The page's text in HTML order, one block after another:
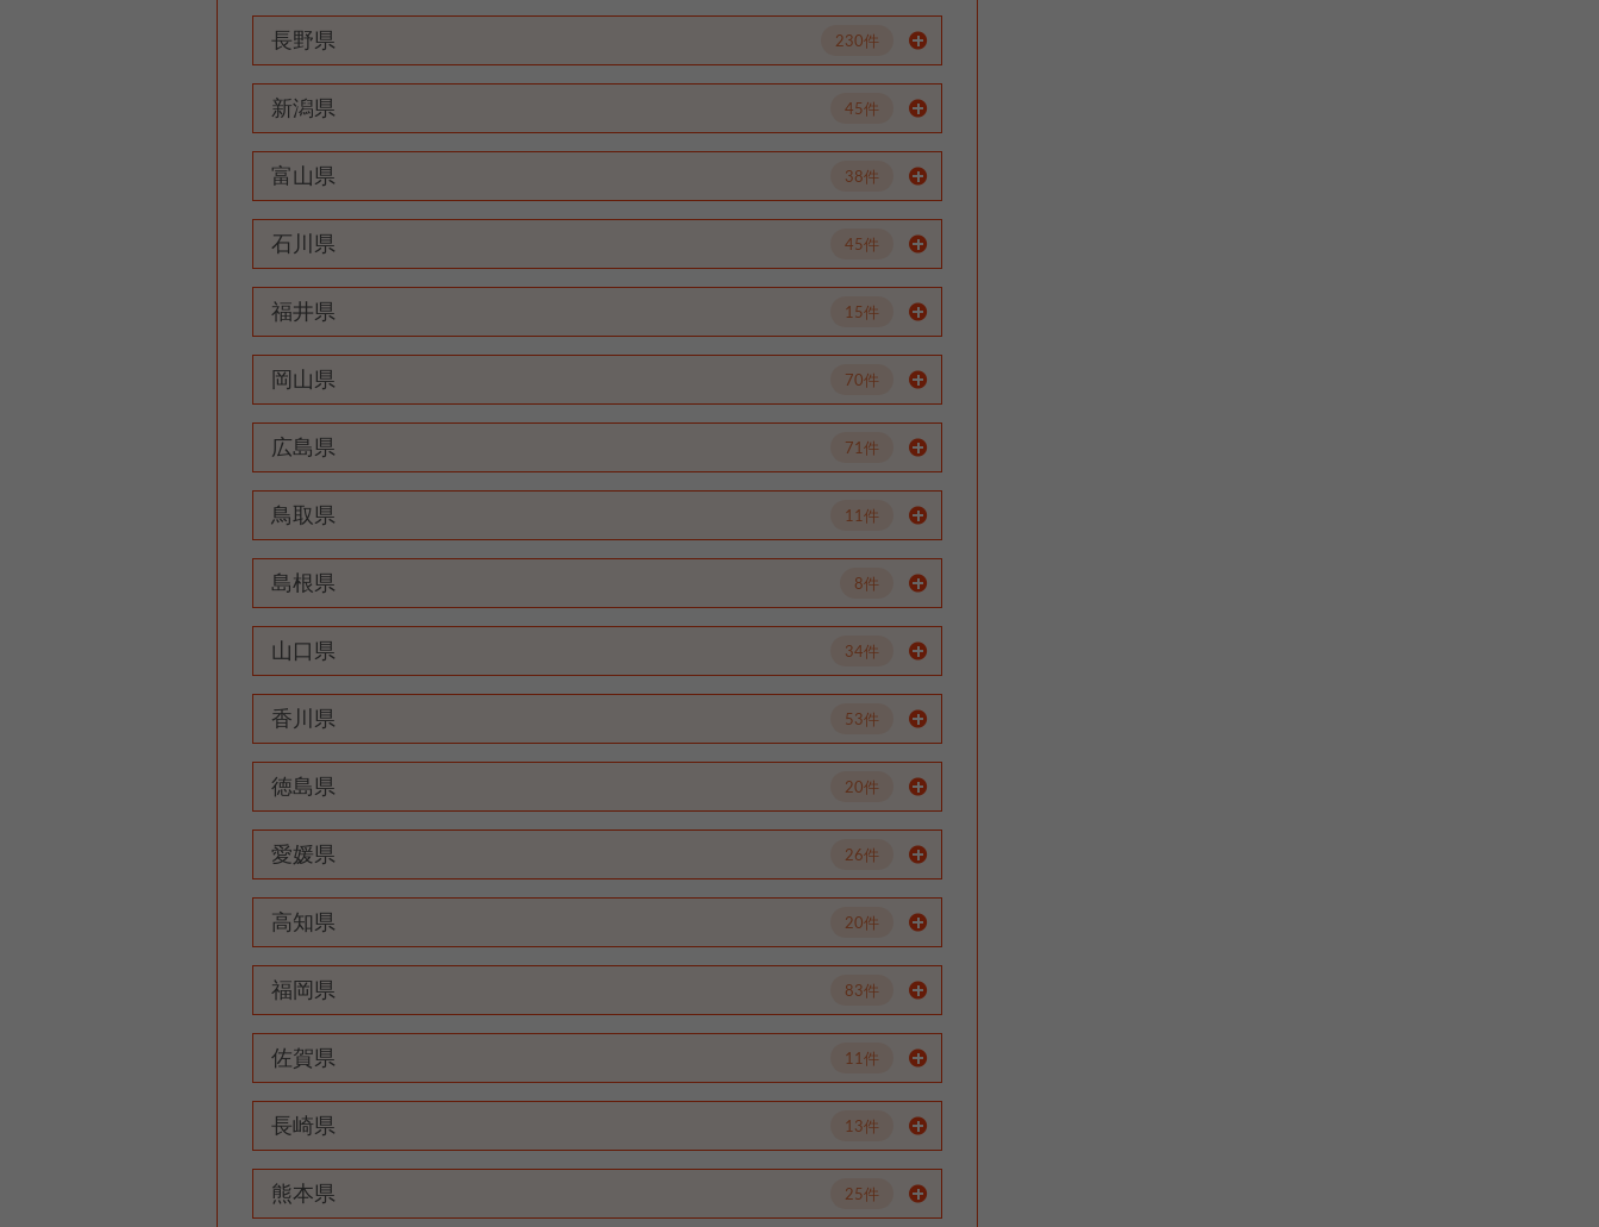
長野県 230件
新潟県 45件
富山県 38件
石川県 45件
福井県 15件
岡山県 70件
広島県 71件
鳥取県 11件
島根県 8件
山口県 34件
香川県 53件
徳島県 20件
愛媛県 26件
高知県 20件
福岡県 83件
佐賀県 11件
長崎県 13件
熊本県 25件